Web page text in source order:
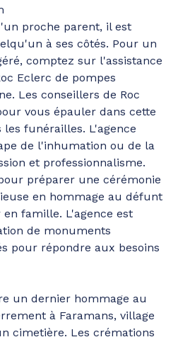
proche parent, il est
à ses côtés. Pour un
comptez sur l'assistance
Eclerc de pompes
Les conseillers de Roc
vous épauler dans cette
funérailles. L'agence
de l'inhumation ou de la
et professionnalisme.
préparer une cérémonie
en hommage au défunt
famille. L'agence est
de monuments
pour répondre aux besoins
un dernier hommage au
à Faramans, village
cimetière. Les crémations